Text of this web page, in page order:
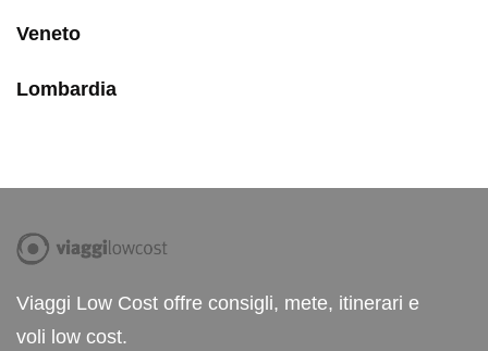
Veneto
Lombardia
Viaggi Low Cost offre consigli, mete, itinerari e
voli low cost.